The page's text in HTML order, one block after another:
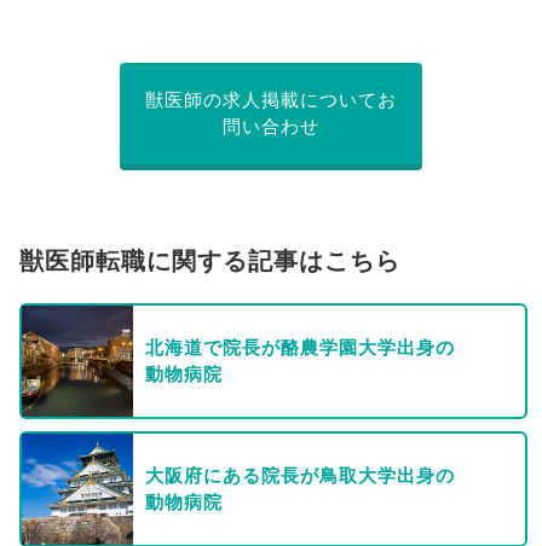
獣医師の求人掲載についてお
問い合わせ
獣医師転職に関する記事はこちら
北海道で院長が酪農学園大学出身の
動物病院
大阪府にある院長が鳥取大学出身の
動物病院